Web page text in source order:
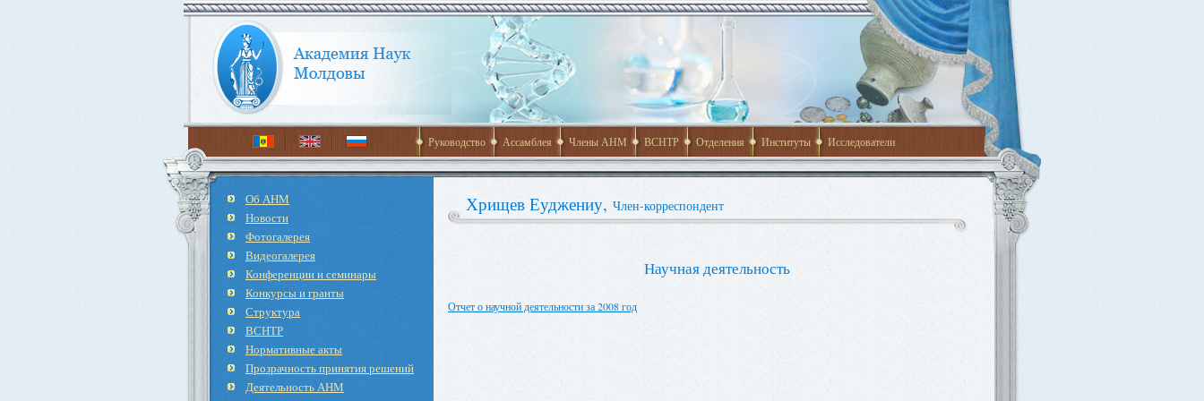
Руководство Ассамблея Члены АНМ ВСНТР Отделения Институты Исследователи
Об АНМ
Новости
Фотогалерея
Видеогалерея
Конференции и семинары
Конкурсы и гранты
Структура
ВСНТР
Нормативные акты
Прозрачность принятия решений
Деятельность АНМ
Хрищев Еуджениу, Член-корреспондент
Научная деятельность
Отчет о научной деятельности за 2008 год